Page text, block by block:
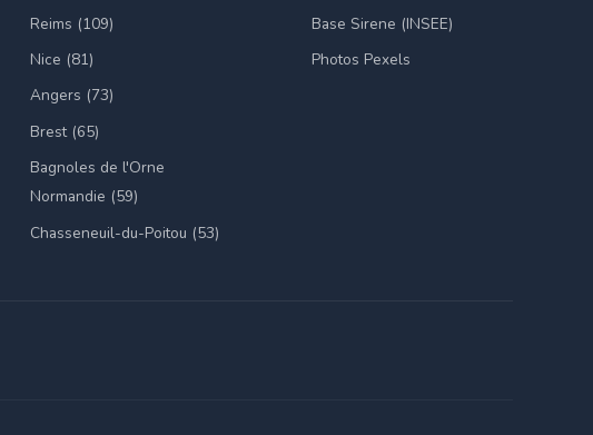
Reims (109)
Nice (81)
Angers (73)
Brest (65)
Bagnoles de l'Orne
Normandie (59)
Chasseneuil-du-Poitou (53)
Base Sirene (INSEE)
Photos Pexels